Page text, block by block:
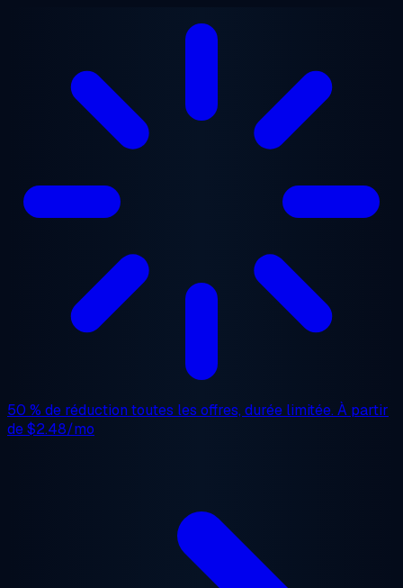
50 % de réduction toutes les offres, durée limitée. À partir
de$2.48/mo